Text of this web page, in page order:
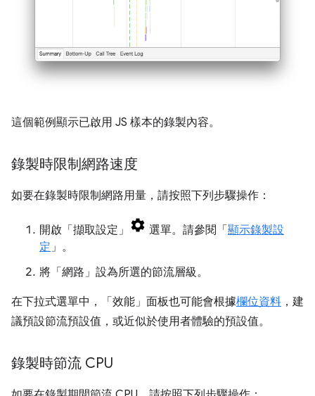
這個範例顯示已啟用 JS 樣本的錄製內容。
錄製時限制網路速度
如要在錄製時限制網路用量，請按照下列步驟操作：
開啟「擷取設定」 選單。請參閱「顯示錄製設
定 」。
將「網路」 設為所選的節流層級。
在下拉式選單中，「效能」 面板也可能會根據欄位資料 ，建
議預設節流預設值，或近似於使用者體驗的預設值。
錄製時節流 CPU